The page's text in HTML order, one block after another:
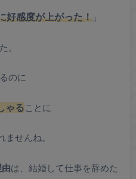
好感度が上がった！」
。
のに
ゃることに
ませんね。
は、結婚して仕事を辞めた